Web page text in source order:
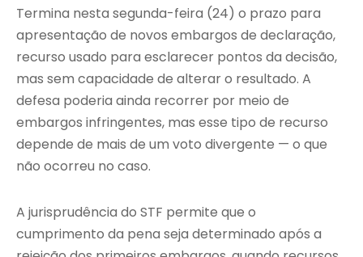
Termina nesta segunda-feira (24) o prazo para
apresentação de novos embargos de declaração,
recurso usado para esclarecer pontos da decisão,
mas sem capacidade de alterar o resultado. A
defesa poderia ainda recorrer por meio de
embargos infringentes, mas esse tipo de recurso
depende de mais de um voto divergente — o que
não ocorreu no caso.
A jurisprudência do STF permite que o
cumprimento da pena seja determinado após a